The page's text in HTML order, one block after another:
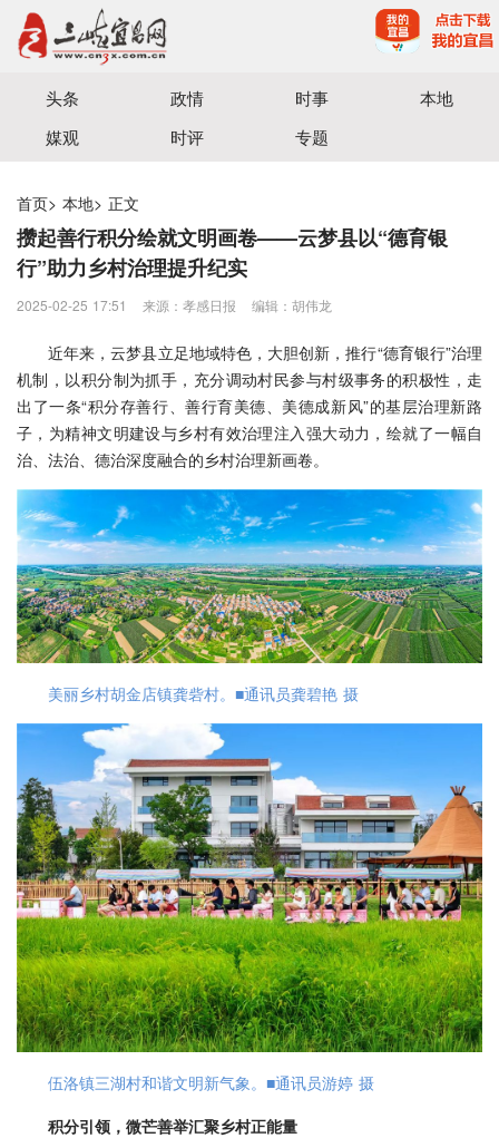
宜昌三峡融媒体中心主办
头条 政情 时事
本地
媒观
时评 专题
首页> 本地> 正文
攒起善行积分绘就文明画卷——云梦县以“德育银
行”助力乡村治理提升纪实
2025-02-25 17:51 来源：​孝感日报 编辑：胡伟龙
近年来，云梦县立足地域特色，大胆创新，推行“德育银行”治理
机制，以积分制为抓手，充分调动村民参与村级事务的积极性，走
出了一条“积分存善行、善行育美德、美德成新风”的基层治理新路
子，为精神文明建设与乡村有效治理注入强大动力，绘就了一幅自
治、法治、德治深度融合的乡村治理新画卷。
美丽乡村胡金店镇龚砦村。■通讯员龚碧艳 摄
伍洛镇三湖村和谐文明新气象。■通讯员游婷 摄
积分引领，微芒善举汇聚乡村正能量